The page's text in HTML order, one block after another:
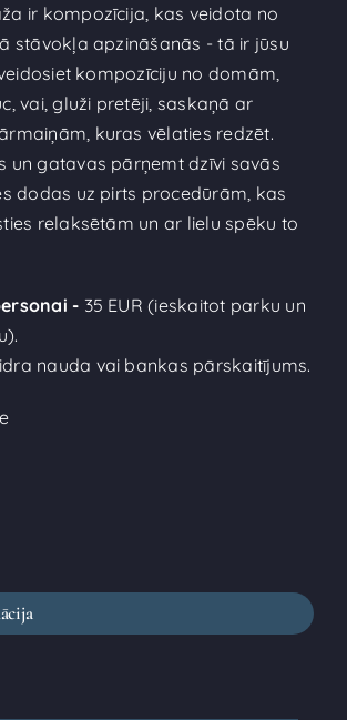
ir kompozīcija, kas veidota no
stāvokļa apzināšanās - tā ir jūsu
kompozīciju no domām,
vai, gluži pretēji, saskaņā ar
kuras vēlaties redzēt.
un gatavas pārņemt dzīvi savās
dodas uz pirts procedūrām, kas
relaksētām un ar lielu spēku to
- 35 EUR (ieskaitot parku un
nauda vai bankas pārskaitījums.